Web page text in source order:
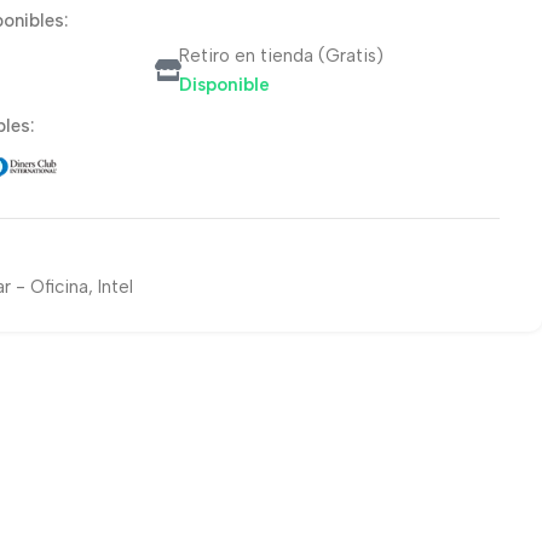
Retiro en tienda (Gratis)
Disponible
- Oficina, Intel